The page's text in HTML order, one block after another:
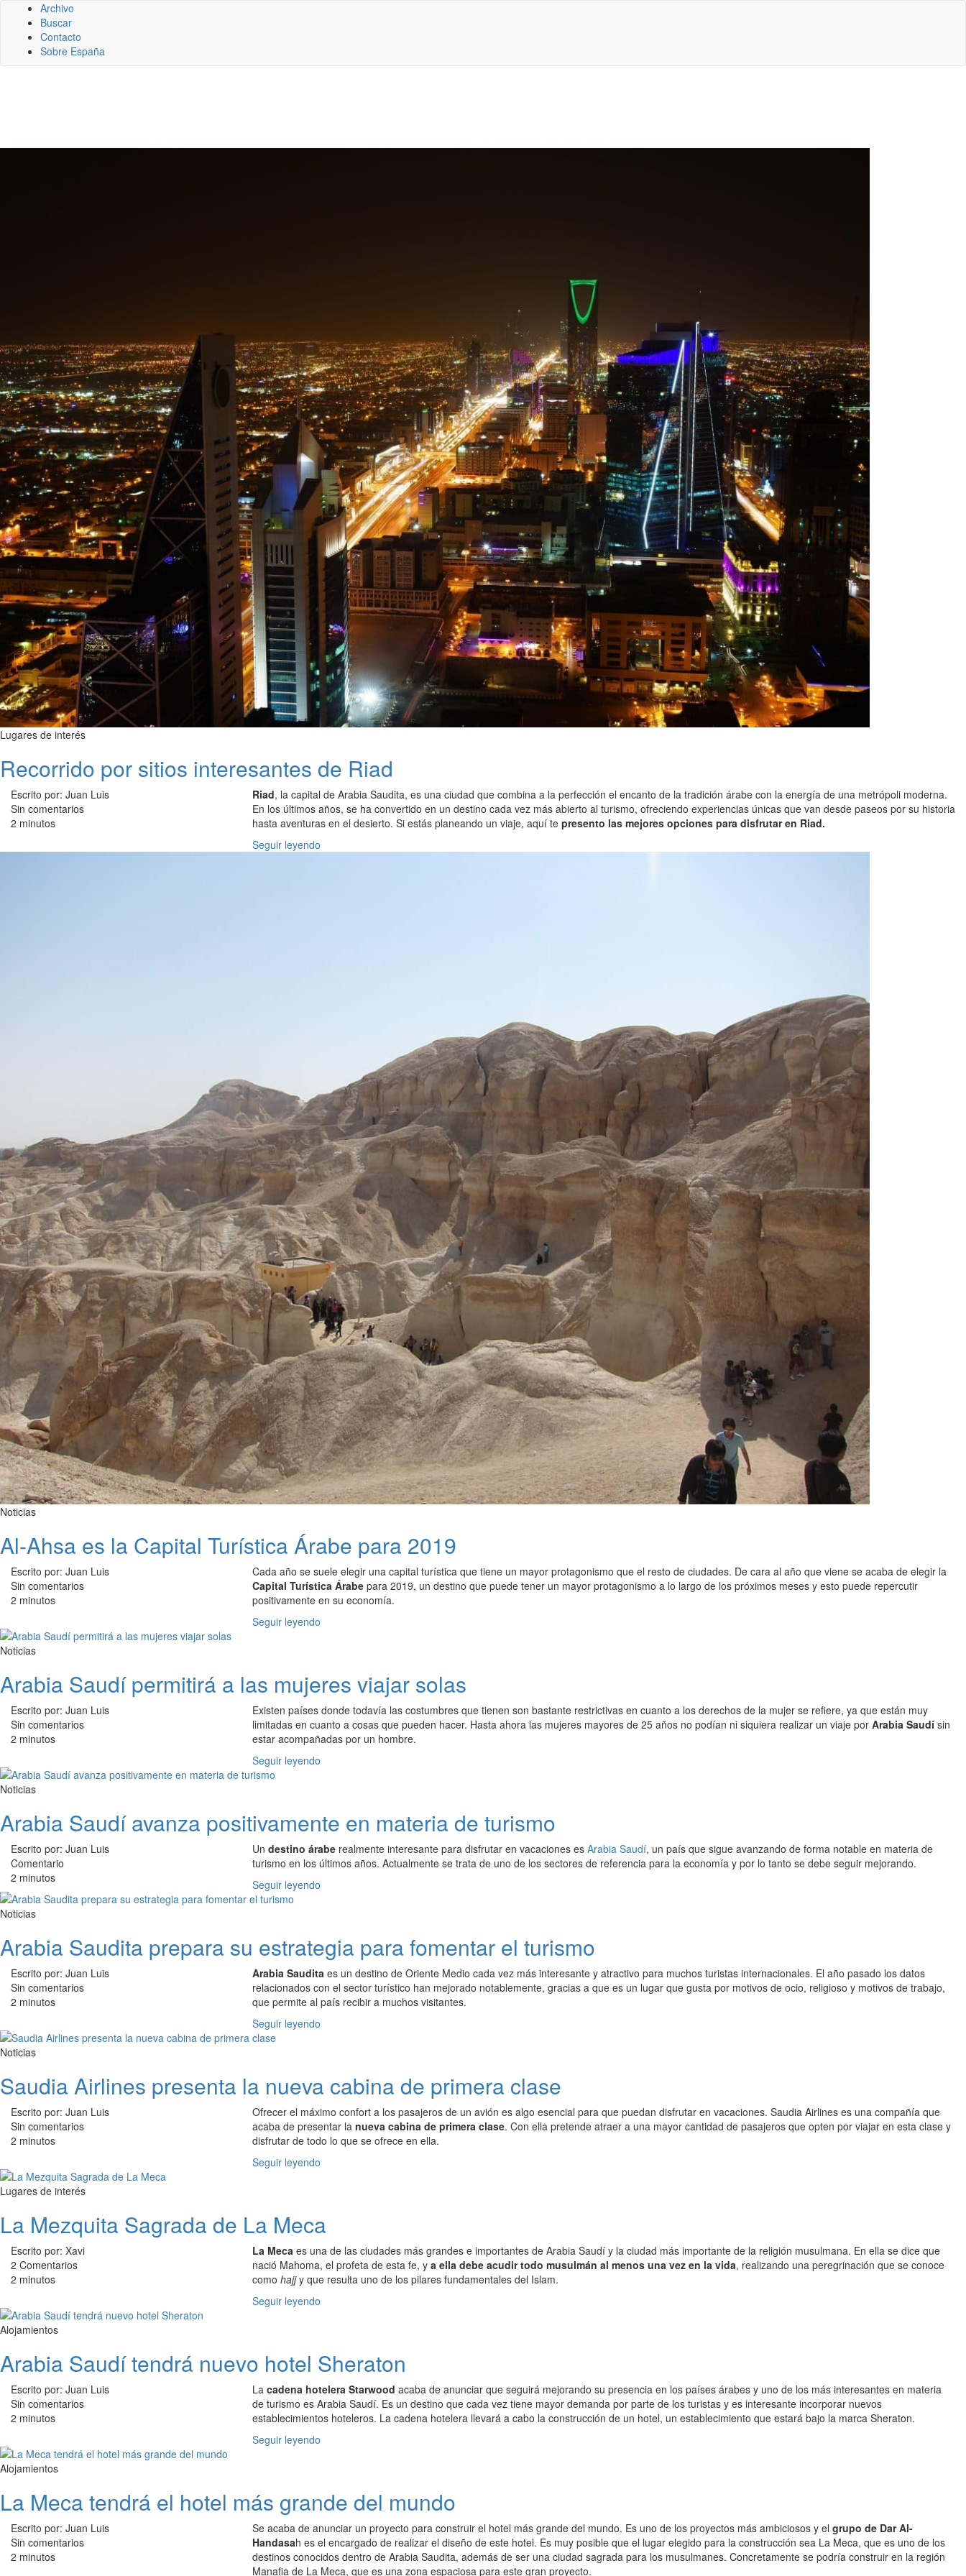
Archivo
Buscar
Contacto
Sobre España
Lugares de interés
Recorrido por sitios interesantes de Riad
Escrito por: Juan Luis
Sin comentarios
2 minutos
Riad, la capital de Arabia Saudita, es una ciudad que combina a la perfección el encanto de la tradición árabe con la energía de una metrópoli moderna.
En los últimos años, se ha convertido en un destino cada vez más abierto al turismo, ofreciendo experiencias únicas que van desde paseos por su historia
hasta aventuras en el desierto. Si estás planeando un viaje, aquí te presento las mejores opciones para disfrutar en Riad.
Seguir leyendo
Noticias
Al-Ahsa es la Capital Turística Árabe para 2019
Escrito por: Juan Luis
Sin comentarios
2 minutos
Cada año se suele elegir una capital turística que tiene un mayor protagonismo que el resto de ciudades. De cara al año que viene se acaba de elegir la
Capital Turística Árabe para 2019, un destino que puede tener un mayor protagonismo a lo largo de los próximos meses y esto puede repercutir
positivamente en su economía.
Seguir leyendo
Noticias
Arabia Saudí permitirá a las mujeres viajar solas
Escrito por: Juan Luis
Sin comentarios
2 minutos
Existen países donde todavía las costumbres que tienen son bastante restrictivas en cuanto a los derechos de la mujer se refiere, ya que están muy
limitadas en cuanto a cosas que pueden hacer. Hasta ahora las mujeres mayores de 25 años no podían ni siquiera realizar un viaje por Arabia Saudí sin
estar acompañadas por un hombre.
Seguir leyendo
Noticias
Arabia Saudí avanza positivamente en materia de turismo
Escrito por: Juan Luis
Comentario
2 minutos
Un destino árabe realmente interesante para disfrutar en vacaciones es Arabia Saudí, un país que sigue avanzando de forma notable en materia de
turismo en los últimos años. Actualmente se trata de uno de los sectores de referencia para la economía y por lo tanto se debe seguir mejorando.
Seguir leyendo
Noticias
Arabia Saudita prepara su estrategia para fomentar el turismo
Escrito por: Juan Luis
Sin comentarios
2 minutos
Arabia Saudita es un destino de Oriente Medio cada vez más interesante y atractivo para muchos turistas internacionales. El año pasado los datos
relacionados con el sector turístico han mejorado notablemente, gracias a que es un lugar que gusta por motivos de ocio, religioso y motivos de trabajo,
que permite al país recibir a muchos visitantes.
Seguir leyendo
Noticias
Saudia Airlines presenta la nueva cabina de primera clase
Escrito por: Juan Luis
Sin comentarios
2 minutos
Ofrecer el máximo confort a los pasajeros de un avión es algo esencial para que puedan disfrutar en vacaciones. Saudia Airlines es una compañía que
acaba de presentar la nueva cabina de primera clase. Con ella pretende atraer a una mayor cantidad de pasajeros que opten por viajar en esta clase y
disfrutar de todo lo que se ofrece en ella.
Seguir leyendo
Lugares de interés
La Mezquita Sagrada de La Meca
Escrito por: Xavi
2 Comentarios
2 minutos
La Meca es una de las ciudades más grandes e importantes de Arabia Saudí y la ciudad más importante de la religión musulmana. En ella se dice que
nació Mahoma, el profeta de esta fe, y a ella debe acudir todo musulmán al menos una vez en la vida, realizando una peregrinación que se conoce
como hajjy que resulta uno de los pilares fundamentales del Islam.
Seguir leyendo
Alojamientos
Arabia Saudí tendrá nuevo hotel Sheraton
Escrito por: Juan Luis
Sin comentarios
2 minutos
La cadena hotelera Starwood acaba de anunciar que seguirá mejorando su presencia en los países árabes y uno de los más interesantes en materia
de turismo es Arabia Saudí. Es un destino que cada vez tiene mayor demanda por parte de los turistas y es interesante incorporar nuevos
establecimientos hoteleros. La cadena hotelera llevará a cabo la construcción de un hotel, un establecimiento que estará bajo la marca Sheraton.
Seguir leyendo
Alojamientos
La Meca tendrá el hotel más grande del mundo
Escrito por: Juan Luis
Sin comentarios
2 minutos
Se acaba de anunciar un proyecto para construir el hotel más grande del mundo. Es uno de los proyectos más ambiciosos y el grupo de Dar Al-
Handasah es el encargado de realizar el diseño de este hotel. Es muy posible que el lugar elegido para la construcción sea La Meca, que es uno de los
destinos conocidos dentro de Arabia Saudita, además de ser una ciudad sagrada para los musulmanes. Concretamente se podría construir en la región
Manafia de La Meca, que es una zona espaciosa para este gran proyecto.